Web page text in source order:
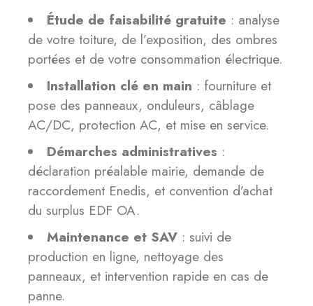
Étude de faisabilité gratuite : analyse
de votre toiture, de l’exposition, des ombres
portées et de votre consommation électrique.
Installation clé en main : fourniture et
pose des panneaux, onduleurs, câblage
AC/DC, protection AC, et mise en service.
Démarches administratives :
déclaration préalable mairie, demande de
raccordement Enedis, et convention d’achat
du surplus EDF OA.
Maintenance et SAV : suivi de
production en ligne, nettoyage des
panneaux, et intervention rapide en cas de
panne.